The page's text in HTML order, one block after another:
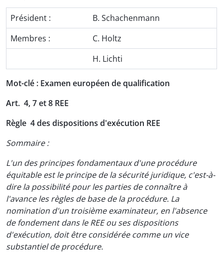
Président :
B. Schachenmann
Membres :
C. Holtz
H. Lichti
Mot-clé : Examen européen de qualification
Art. 4, 7 et 8 REE
Règle 4 des dispositions d'exécution REE
Sommaire :
L'un des principes fondamentaux d'une procédure
équitable est le principe de la sécurité juridique, c'est-à-
dire la possibilité pour les parties de connaître à
l'avance les règles de base de la procédure. La
nomination d'un troisième examinateur, en l'absence
de fondement dans le REE ou ses dispositions
d'exécution, doit être considérée comme un vice
substantiel de procédure.